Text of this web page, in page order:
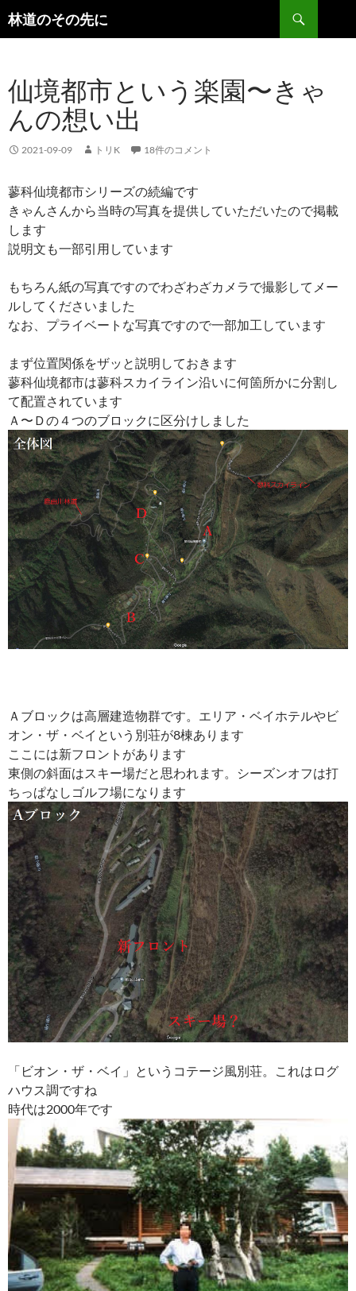
林道のその先に
検
索
ン
ツ
へ
ス
キ
プ
仙境都市という楽園〜きゃ
んの想い出
2021-09-09 トリK 18件のコメント
蓼科仙境都市シリーズの続編です
きゃんさんから当時の写真を提供していただいたので掲載
します
説明文も一部引用しています
もちろん紙の写真ですのでわざわざカメラで撮影してメー
ルしてくださいました
なお、プライベートな写真ですので一部加工しています
まず位置関係をザッと説明しておきます
蓼科仙境都市は蓼科スカイライン沿いに何箇所かに分割し
て配置されています
Ａ〜Ｄの４つのブロックに区分けしました
Ａブロックは高層建造物群です。エリア・ベイホテルやビ
オン・ザ・ベイという別荘が8棟あります
ここには新フロントがあります
東側の斜面はスキー場だと思われます。シーズンオフは打
ちっぱなしゴルフ場になります
「ビオン・ザ・ベイ」というコテージ風別荘。これはログ
ハウス調ですね
時代は2000年です